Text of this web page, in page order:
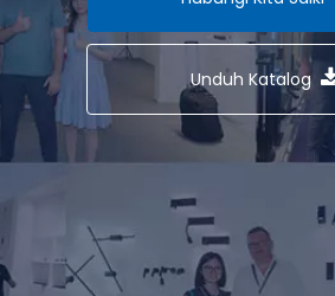
Unduh Katalog